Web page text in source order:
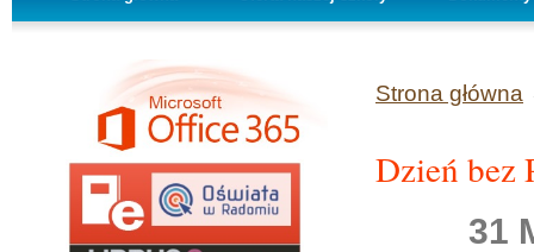
Strona główna
Dzień bez
31